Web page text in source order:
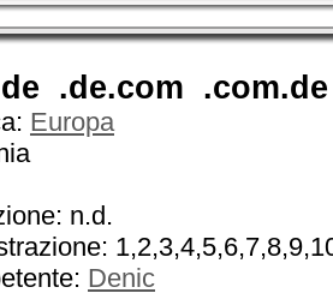
.de.com
Europa
n.d.
Denic